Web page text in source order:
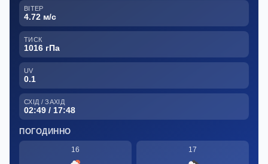
ВІТЕР
4.72 м/с
ТИСК
1016 гПа
UV
0.1
СХІД / ЗАХІД
02:49 / 17:48
ПОГОДИННО
16 17